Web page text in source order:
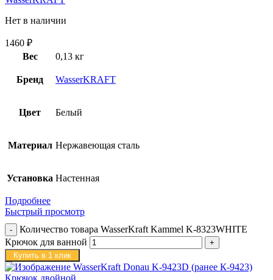
Нет в наличии
1460 ₽
Вес
0,13 кг
Бренд WasserKRAFT
Цвет Белый
Материал Нержавеющая сталь
Установка Настенная
Подробнее
Быстрый просмотр
Количество товара WasserKraft Kammel K-8323WHITE
Крючок для ванной
Купить в 1 клик